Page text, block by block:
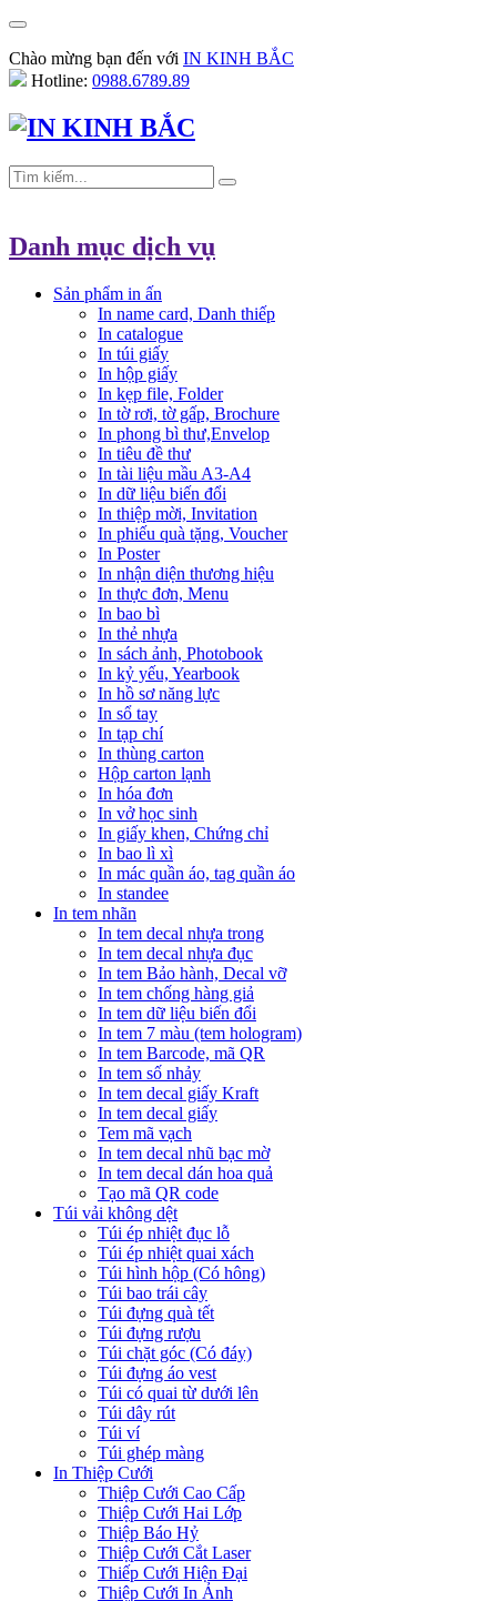
Chào mừng bạn đến với IN KINH BẮC
Hotline: 0988.6789.89
Danh mục dịch vụ
Sản phẩm in ấn
In name card, Danh thiếp
In catalogue
In túi giấy
In hộp giấy
In kẹp file, Folder
In tờ rơi, tờ gấp, Brochure
In phong bì thư,Envelop
In tiêu đề thư
In tài liệu mầu A3-A4
In dữ liệu biến đổi
In thiệp mời, Invitation
In phiếu quà tặng, Voucher
In Poster
In nhận diện thương hiệu
In thực đơn, Menu
In bao bì
In thẻ nhựa
In sách ảnh, Photobook
In kỷ yếu, Yearbook
In hồ sơ năng lực
In sổ tay
In tạp chí
In thùng carton
Hộp carton lạnh
In hóa đơn
In vở học sinh
In giấy khen, Chứng chỉ
In bao lì xì
In mác quần áo, tag quần áo
In standee
In tem nhãn
In tem decal nhựa trong
In tem decal nhựa đục
In tem Bảo hành, Decal vỡ
In tem chống hàng giả
In tem dữ liệu biến đổi
In tem 7 màu (tem hologram)
In tem Barcode, mã QR
In tem số nhảy
In tem decal giấy Kraft
In tem decal giấy
Tem mã vạch
In tem decal nhũ bạc mờ
In tem decal dán hoa quả
Tạo mã QR code
Túi vải không dệt
Túi ép nhiệt đục lỗ
Túi ép nhiệt quai xách
Túi hình hộp (Có hông)
Túi bao trái cây
Túi đựng quà tết
Túi đựng rượu
Túi chặt góc (Có đáy)
Túi đựng áo vest
Túi có quai từ dưới lên
Túi dây rút
Túi ví
Túi ghép màng
In Thiệp Cưới
Thiệp Cưới Cao Cấp
Thiệp Cưới Hai Lớp
Thiệp Báo Hỷ
Thiệp Cưới Cắt Laser
Thiếp Cưới Hiện Đại
Thiệp Cưới In Ảnh